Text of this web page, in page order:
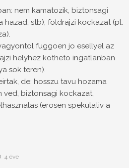
nem kamatozik, biztonsagi
hazad, stb), foldrajzi kockazat (pl.
fuggoen jo esellyel az
helyhez kotheto ingatlanban
sok teren).
de: hosszu tavu hozama
ved, biztonsagi kockazat,
(erosen spekulativ a
4 éve